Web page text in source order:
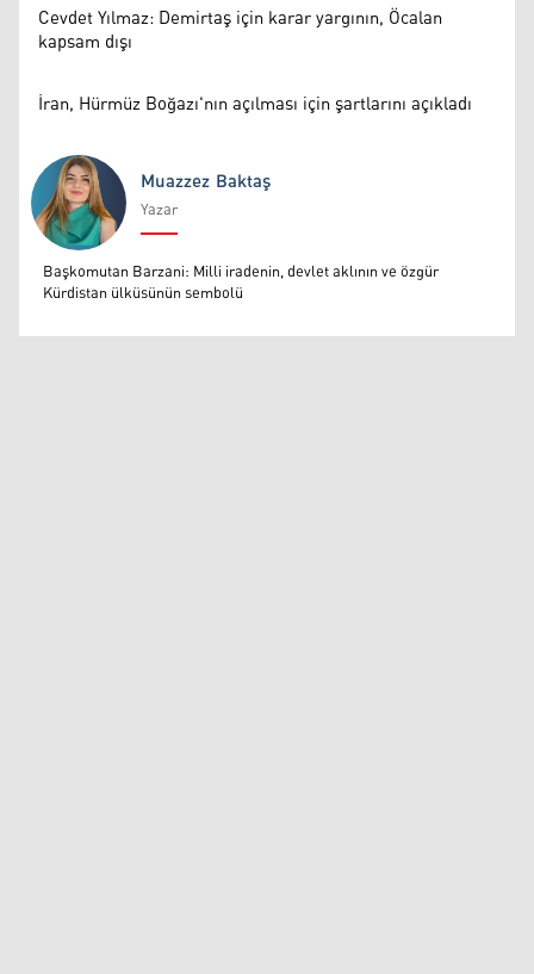
Cevdet Yılmaz: Demirtaş için karar yargının, Öcalan
kapsam dışı
İran, Hürmüz Boğazı'nın açılması için şartlarını açıkladı
Muazzez Baktaş
Muazzez Baktaş
Yazar
Başkomutan Barzani: Milli iradenin, devlet aklının ve özgür
Kürdistan ülküsünün sembolü